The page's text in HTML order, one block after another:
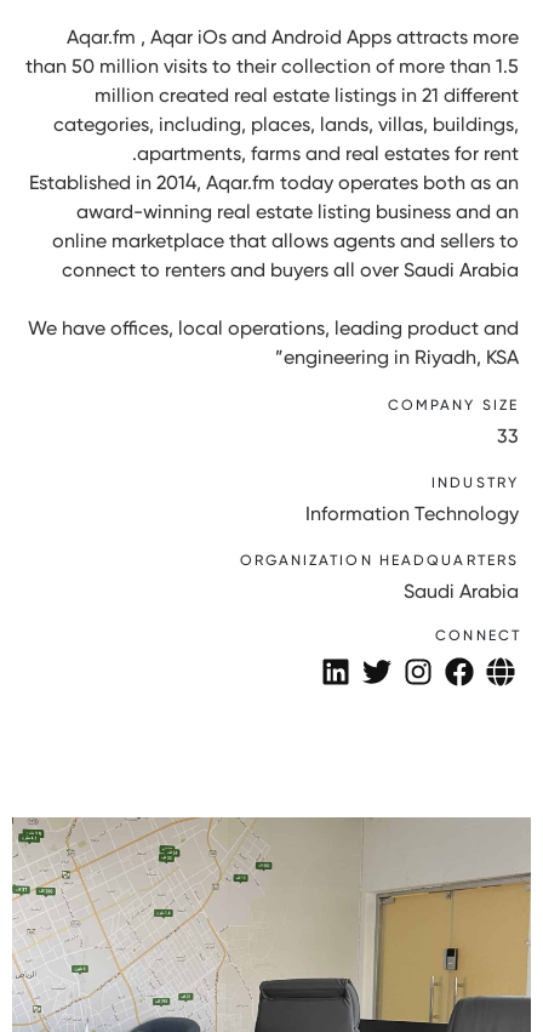
Aqar.fm , Aqar iOs and Android Apps attracts more
than 50 million visits to their collection of more than 1.5
million created real estate listings in 21 different
categories, including, places, lands, villas, buildings,
apartments, farms and real estates for rent.
Established in 2014, Aqar.fm today operates both as an
award-winning real estate listing business and an
online marketplace that allows agents and sellers to
connect to renters and buyers all over Saudi Arabia
We have offices, local operations, leading product and
engineering in Riyadh, KSA”
COMPANY SIZE
33
INDUSTRY
Information Technology
ORGANIZATION HEADQUARTERS
Saudi Arabia
CONNECT